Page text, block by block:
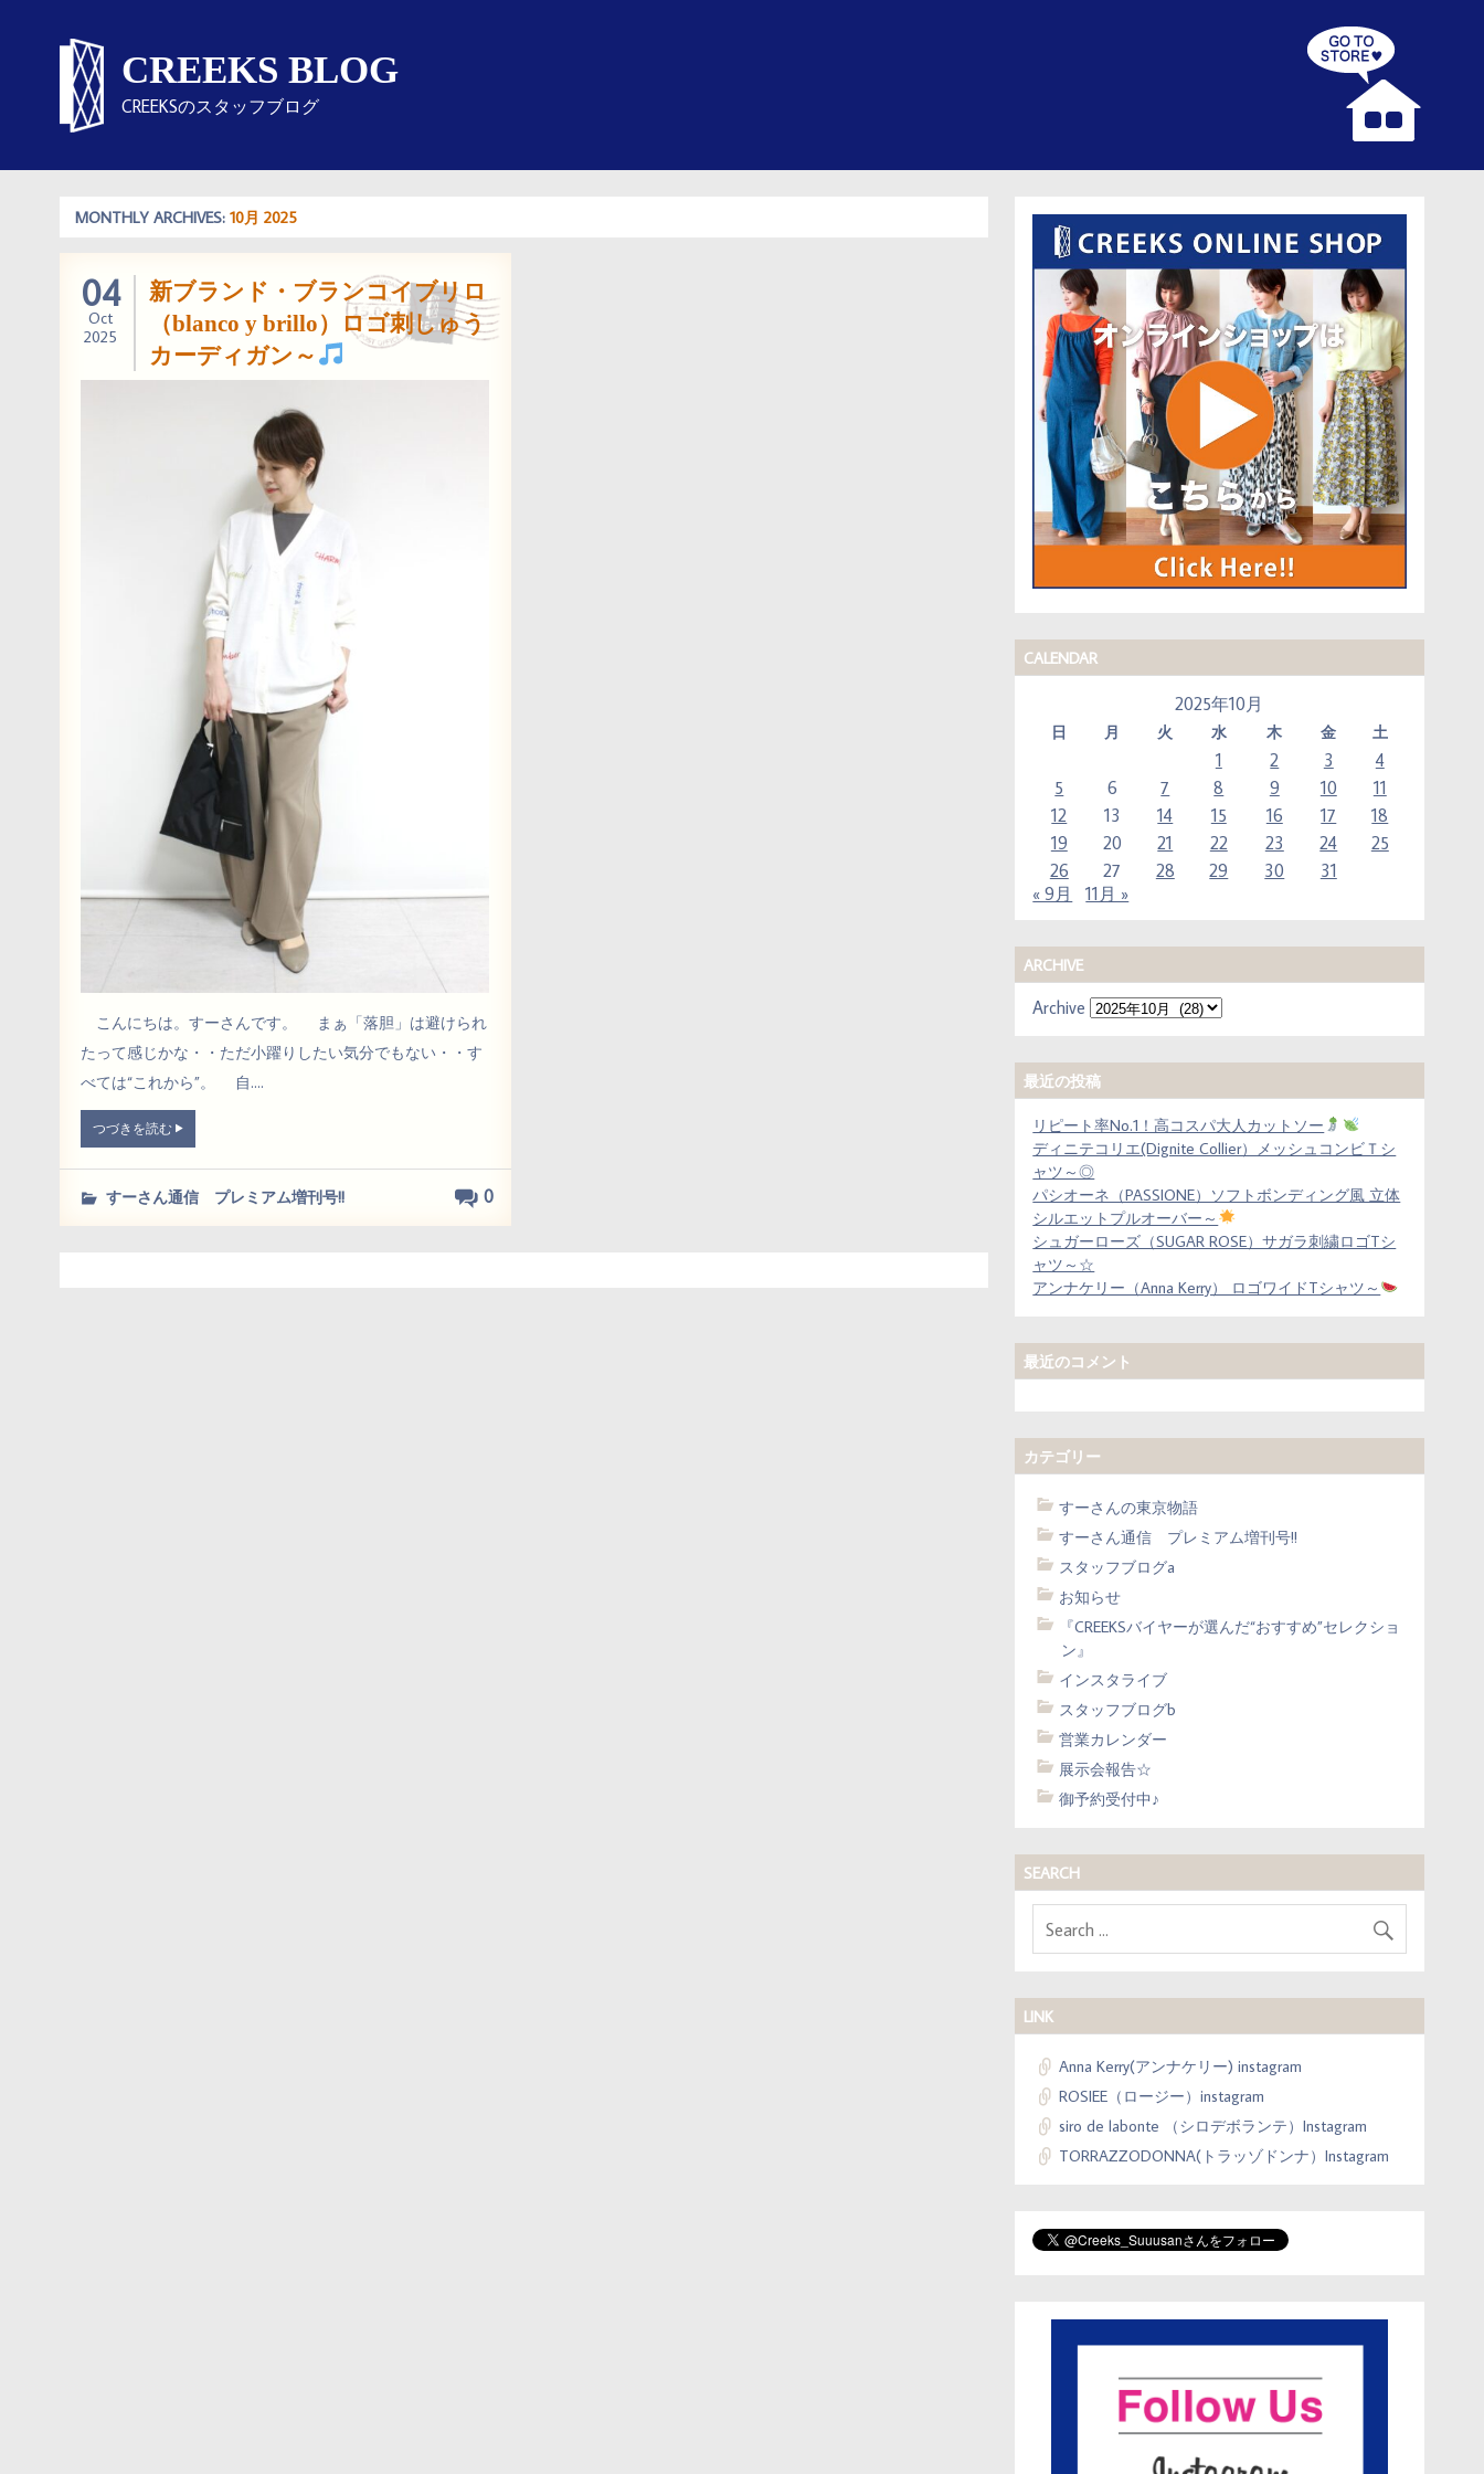
CREEKS BLOG
CREEKSのスタッフブログ
MONTHLY ARCHIVES:10月 2025
04
Oct
2025
新ブランド・ブランコイブリロ
（blanco y brillo）ロゴ刺しゅう
カーディガン～
こんにちは。すーさんです。 まぁ「落胆」は避けられ
たって感じかな・・ただ小躍りしたい気分でもない・・す
べては“これから”。 自....
つづきを読む
0
すーさん通信 プレミアム増刊号!!
CALENDAR
2025年10月
日 月 火 水 木 金 土
1 2 3
4
5
6 7 8 9 10
11
12
13 14 15 16 17
18
19
20 21 22 23 24
25
26
27 28 29 30
31
« 9月
11月 »
ARCHIVE
Archive
最近の投稿
リピート率No.1！高コスパ大人カットソー
ディニテコリエ(Dignite Collier）メッシュコンビＴシ
ャツ～◎
パシオーネ（PASSIONE）ソフトボンディング風 立体
シルエットプルオーバー～
シュガーローズ（SUGAR ROSE）サガラ刺繍ロゴTシ
ャツ～☆
アンナケリー（Anna Kerry） ロゴワイドTシャツ～
最近のコメント
カテゴリー
すーさんの東京物語
すーさん通信 プレミアム増刊号!!
スタッフブログa
お知らせ
『CREEKSバイヤーが選んだ“おすすめ”セレクショ
ン』
インスタライブ
スタッフブログb
営業カレンダー
展示会報告☆
御予約受付中♪
SEARCH
LINK
Anna Kerry(アンナケリー) instagram
ROSIEE（ロージー）instagram
siro de labonte （シロデボランテ）Instagram
TORRAZZODONNA(トラッゾドンナ）Instagram